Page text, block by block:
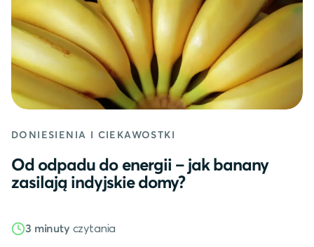
DONIESIENIA I CIEKAWOSTKI
Od odpadu do energii – jak banany
zasilają indyjskie domy?
3 minuty czytania